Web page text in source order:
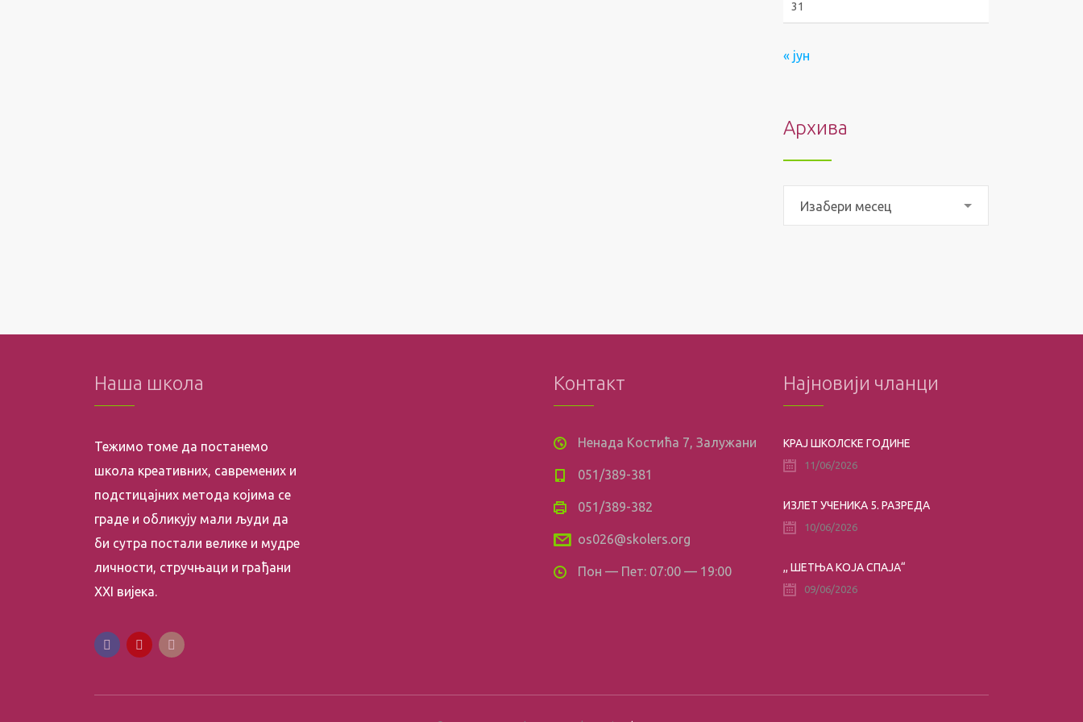
31
« јун
Архива
Изабери месец
Наша школа
Тежимо томе да постанемо
школа креативних, савремених и
подстицајних метода којима се
граде и обликују мали људи да
би сутра постали велике и мудре
личности, стручњаци и грађани
XXI вијека.
Контакт
Ненада Костића 7, Залужани
051/389-381
051/389-382
os026@skolers.org
Пон — Пет: 07:00 — 19:00
Најновији чланци
КРАЈ ШКОЛСКЕ ГОДИНЕ
11/06/2026
ИЗЛЕТ УЧЕНИКА 5. РАЗРЕДА
10/06/2026
,, ШЕТЊА КОЈА СПАЈА“
09/06/2026